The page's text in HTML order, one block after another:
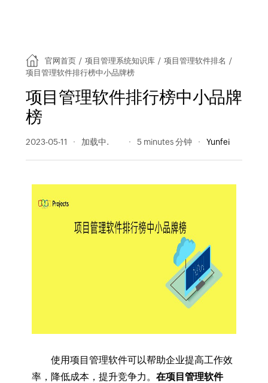
官网首页 / 项目管理系统知识库 / 项目管理软件排名 /
项目管理软件排行榜中小品牌榜
项目管理软件排行榜中小品牌
榜
2023-05-11 222 阅读量 5 minutes 分钟 Yunfei
使用项目管理软件可以帮助企业提高工作效
率，降低成本，提升竞争力。 在项目管理软件